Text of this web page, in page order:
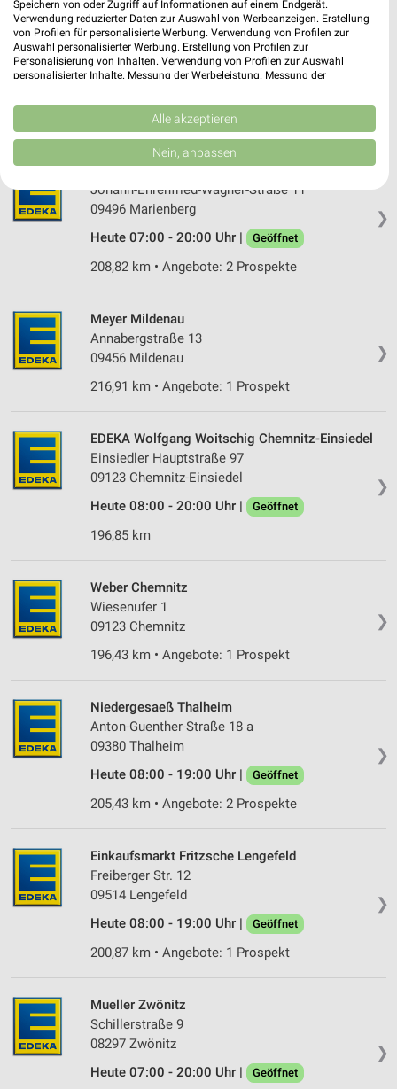
EDEKA Meyer Marienberg
J.-E.-Wagner-Straße 11
09496 Marienberg
208,84 km • Angebote: 1 Prospekt
❯
Meyer Marienberg
Johann-Ehrenfried-Wagner-Straße 11
09496 Marienberg
Heute 07:00 - 20:00 Uhr |
Geöffnet
208,82 km • Angebote: 2 Prospekte
❯
Meyer Mildenau
Annabergstraße 13
09456 Mildenau
216,91 km • Angebote: 1 Prospekt
❯
EDEKA Wolfgang Woitschig Chemnitz-Einsiedel
Einsiedler Hauptstraße 97
09123 Chemnitz-Einsiedel
Heute 08:00 - 20:00 Uhr |
Geöffnet
196,85 km
❯
Weber Chemnitz
Wiesenufer 1
09123 Chemnitz
196,43 km • Angebote: 1 Prospekt
❯
Niedergesaeß Thalheim
Anton-Guenther-Straße 18 a
09380 Thalheim
Heute 08:00 - 19:00 Uhr |
Geöffnet
205,43 km • Angebote: 2 Prospekte
❯
Einkaufsmarkt Fritzsche Lengefeld
Freiberger Str. 12
09514 Lengefeld
Heute 08:00 - 19:00 Uhr |
Geöffnet
200,87 km • Angebote: 1 Prospekt
❯
Mueller Zwönitz
Schillerstraße 9
08297 Zwönitz
Heute 07:00 - 20:00 Uhr |
Geöffnet
Speichern von oder Zugriff auf Informationen auf einem Endgerät.
Verwendung reduzierter Daten zur Auswahl von Werbeanzeigen. Erstellung
von Profilen für personalisierte Werbung. Verwendung von Profilen zur
Auswahl personalisierter Werbung. Erstellung von Profilen zur
Personalisierung von Inhalten. Verwendung von Profilen zur Auswahl
personalisierter Inhalte. Messung der Werbeleistung. Messung der
Kombinationen von Daten aus verschiedenen Quellen. Entwicklung und
Verbesserung der Angebote. Verwendung reduzierter Daten zur Auswahl
von Inhalten.
Daten können außerhalb der Europäischen Union weitergegeben und in die
USA gesendet werden.
Website/App.
Partnerliste anzeigen (1 IAB-Anbieter)
Wir nutzen Ihre Daten für folgende Zwecke:
IAB-Verarbeitungszwecke:
Verwendung reduzierter Daten zur Auswahl von
Werbeanzeigen
Erstellung von Profilen für personalisierte
Verwendung von Profilen zur Auswahl
personalisierter Werbung
Erstellung von Profilen zur Personalisierung
von Inhalten
Verwendung von Profilen zur Auswahl
Messung der Werbeleistung
Messung der Performance von Inhalten
Quellen
Entwicklung und Verbesserung der Angebote
Verwendung reduzierter Daten zur Auswahl von
Geräte anhand von aktiv angeforderten
Informationen identifizieren
Nicht-IAB-Verarbeitungszwecke:
Funktional
Alle akzeptieren
Nein, anpassen